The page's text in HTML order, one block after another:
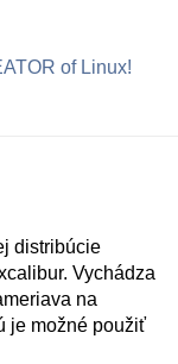
of Linux!
distribúcie
Vychádza
na
je možné použiť